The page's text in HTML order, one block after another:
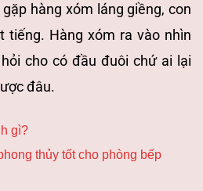
hàng xóm láng giềng, con
tiếng. Hàng xóm ra vào nhìn
cho có đầu đuôi chứ ai lại
được đâu.
gì?
thủy tốt cho phòng bếp